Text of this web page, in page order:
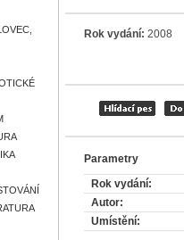
Rok vydání: 2008
Parametry
Rok vydání:
Autor:
Umístění: